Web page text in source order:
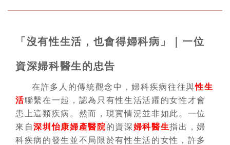
「沒有性生活，也會得婦科病」｜一位
資深婦科醫生的忠告
在許多人的傳統觀念中，婦科疾病往往與性生
活聯繫在一起，認為只有性生活活躍的女性才會
患上這類疾病。然而，現實情況並非如此。一位
來自深圳怡康婦產醫院的資深婦科醫生指出，婦
科疾病的發生並不局限於有性生活的女性，許多